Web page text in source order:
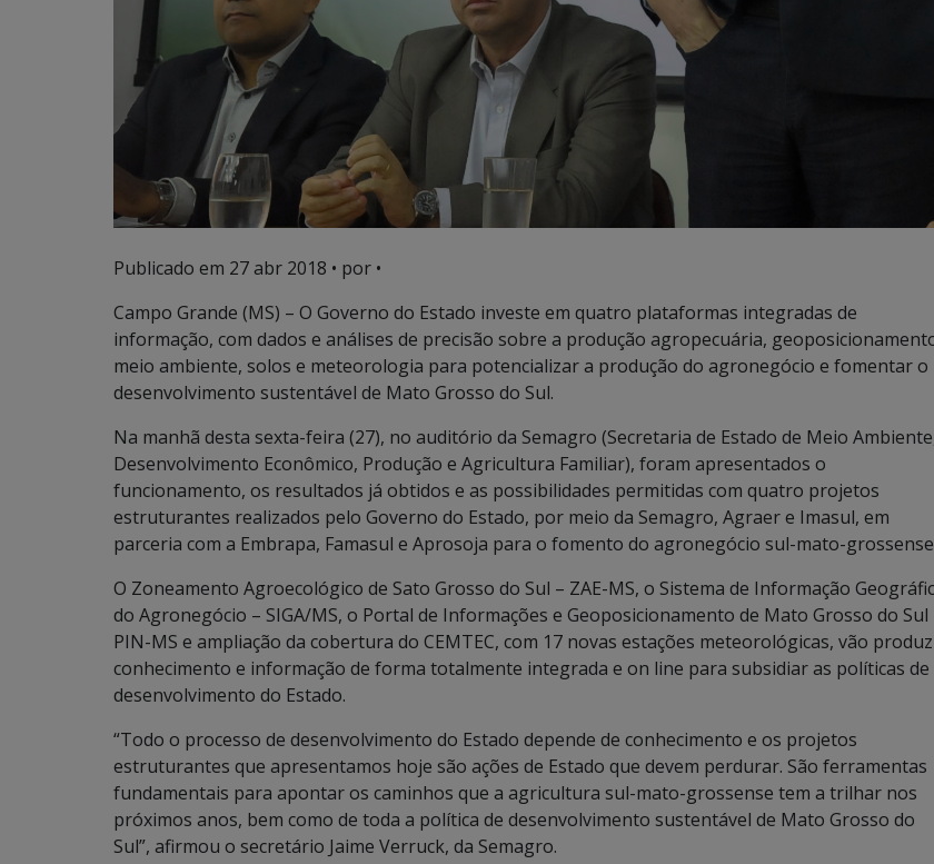
Publicado em 27 abr 2018 • por •
Campo Grande (MS) – O Governo do Estado investe em quatro plataformas integradas de
informação, com dados e análises de precisão sobre a produção agropecuária,
meio ambiente, solos e meteorologia para potencializar a produção do agronegócio e fomentar o
desenvolvimento sustentável de Mato Grosso do Sul.
Na manhã desta sexta-feira (27), no auditório da Semagro (Secretaria de Estado de Meio
Desenvolvimento Econômico, Produção e Agricultura Familiar), foram apresentados o
funcionamento, os resultados já obtidos e as possibilidades permitidas com quatro projetos
estruturantes realizados pelo Governo do Estado, por meio da Semagro, Agraer e Imasul, em
parceria com a Embrapa, Famasul e Aprosoja para o fomento do agronegócio sul-mato-
O Zoneamento Agroecológico de Sato Grosso do Sul – ZAE-MS, o Sistema de Informação
do Agronegócio – SIGA/MS, o Portal de Informações e Geoposicionamento de Mato Grosso do Sul
PIN-MS e ampliação da cobertura do CEMTEC, com 17 novas estações meteorológicas, vão
conhecimento e informação de forma totalmente integrada e on line para subsidiar as políticas de
desenvolvimento do Estado.
“Todo o processo de desenvolvimento do Estado depende de conhecimento e os projetos
estruturantes que apresentamos hoje são ações de Estado que devem perdurar. São ferramentas
fundamentais para apontar os caminhos que a agricultura sul-mato-grossense tem a trilhar nos
próximos anos, bem como de toda a política de desenvolvimento sustentável de Mato Grosso do
Sul”, afirmou o secretário Jaime Verruck, da Semagro.